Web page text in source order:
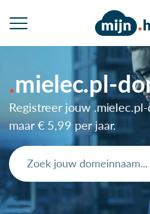
mielec.pl-
Registreer jouw
maar € 5,99 per jaar.